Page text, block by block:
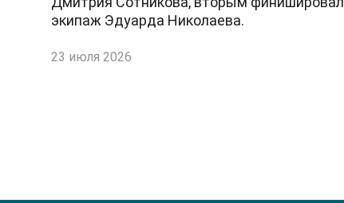
экипаж Эдуарда Николаева.
23 июля 2026